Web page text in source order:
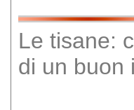
Le tisane:
di un buon